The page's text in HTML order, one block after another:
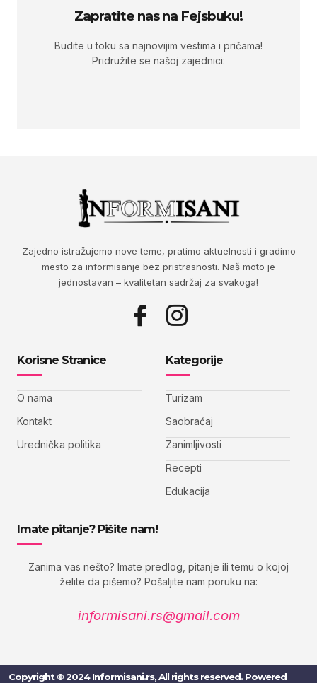
Zapratite nas na Fejsbuku!
Budite u toku sa najnovijim vestima i pričama!
Pridružite se našoj zajednici:
Zajedno istražujemo nove teme, pratimo aktuelnosti i gradimo
mesto za informisanje bez pristrasnosti. Naš moto je
jednostavan – kvalitetan sadržaj za svakoga!
Korisne Stranice
O nama
Kontakt
Urednička politika
Kategorije
Turizam
Saobraćaj
Zanimljivosti
Recepti
Edukacija
Imate pitanje? Pišite nam!
Zanima vas nešto? Imate predlog, pitanje ili temu o kojoj
želite da pišemo? Pošaljite nam poruku na:
informisani.rs@gmail.com
Copyright © 2024 Informisani.rs, All rights reserved. Powered